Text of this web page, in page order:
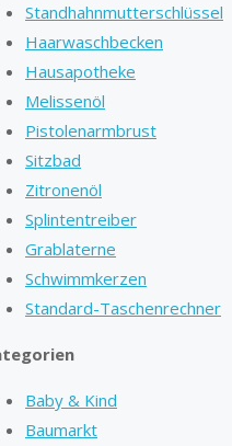
Standhahnmutterschlüssel
Haarwaschbecken
Hausapotheke
Melissenöl
Pistolenarmbrust
Sitzbad
Zitronenöl
Splintentreiber
Grablaterne
Schwimmkerzen
Standard-Taschenrechner
Baby & Kind
Baumarkt